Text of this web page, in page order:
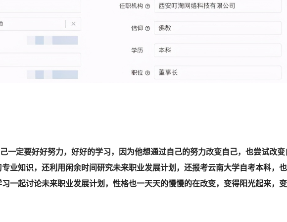
一定要好好努力，好好的学习，因为他想通过自己的努力改变自己，也尝试改
业知识，还利用闲余时间研究未来职业发展计划，还报考云南大学自考本科，
一起讨论未来职业发展计划，性格也一天天的慢慢的在改变，变得阳光起来，